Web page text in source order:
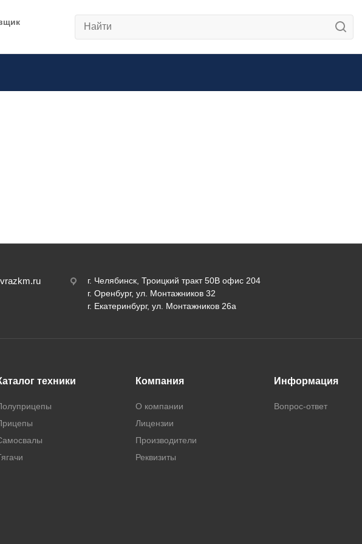
г. Челябинск, Троицкий тракт 50В офис 204
г. Оренбург, ул. Монтажников 32
г. Екатеринбург, ул. Монтажников 26а
техники Компания
О компании
Лицензии
Производители
Реквизиты
Информация
Вопрос-ответ